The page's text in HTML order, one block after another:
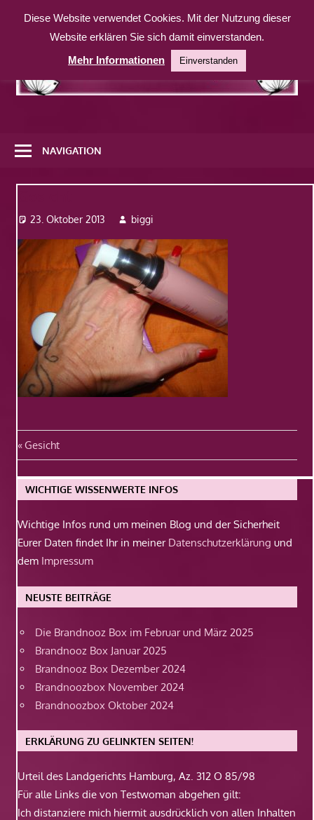
Inhalt
weitere
Website
NAVIGATION
23. Oktober 2013 biggi
Beitragsnavigation
Vorheriger
Beitrag:
Gesicht
WICHTIGE WISSENWERTE INFOS
Wichtige Infos rund um meinen Blog und der Sicherheit
Eurer Daten findet Ihr in meiner Datenschutzerklärung und
dem Impressum
NEUSTE BEITRÄGE
Die Brandnooz Box im Februar und März 2025
Brandnooz Box Januar 2025
Brandnooz Box Dezember 2024
Brandnoozbox November 2024
Brandnoozbox Oktober 2024
ERKLÄRUNG ZU GELINKTEN SEITEN!
Urteil des Landgerichts Hamburg, Az. 312 O 85/98
Für alle Links die von Testwoman abgehen gilt:
Ich distanziere mich hiermit ausdrücklich von allen Inhalten
Diese Website verwendet Cookies. Mit der Nutzung dieser
Website erklären Sie sich damit einverstanden.
Mehr Informationen
Einverstanden